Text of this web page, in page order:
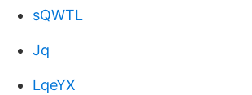
sQWTL
Jq
LqeYX